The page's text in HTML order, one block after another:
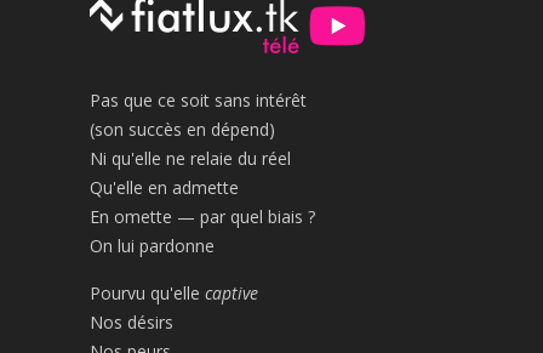
Pas que ce soit sans intérêt
(son succès en dépend)
Ni qu'elle ne relaie du réel
Qu'elle en admette
En omette — par quel biais ?
On lui pardonne
Pourvu qu'elle captive
Nos désirs